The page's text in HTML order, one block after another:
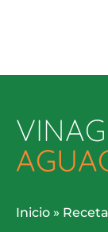
Inicio »